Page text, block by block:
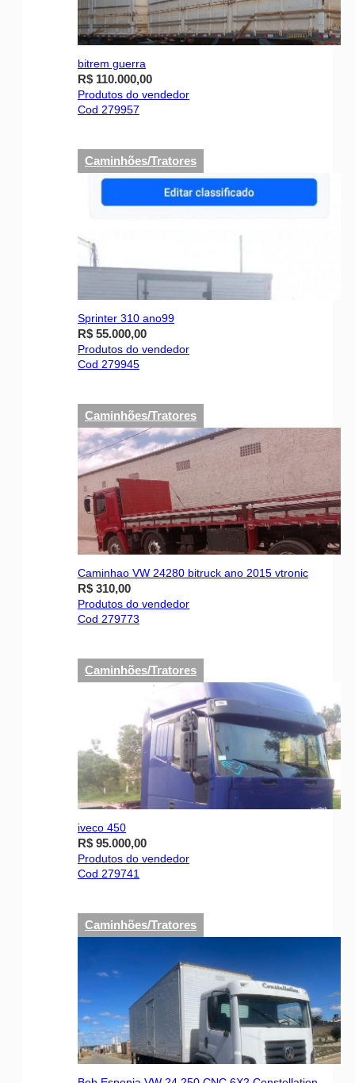
bitrem guerra
R$ 110.000,00
Produtos do vendedor
Cod 279957
Caminhões/Tratores
Sprinter 310 ano99
R$ 55.000,00
Produtos do vendedor
Cod 279945
Caminhões/Tratores
Caminhao VW 24280 bitruck ano 2015 vtronic
R$ 310,00
Produtos do vendedor
Cod 279773
Caminhões/Tratores
iveco 450
R$ 95.000,00
Produtos do vendedor
Cod 279741
Caminhões/Tratores